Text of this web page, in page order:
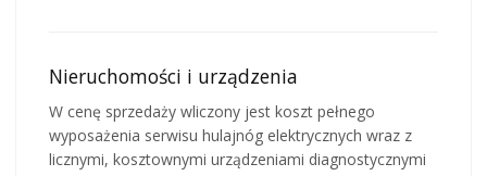
Nieruchomości i urządzenia
W cenę sprzedaży wliczony jest koszt pełnego
wyposażenia serwisu hulajnóg elektrycznych wraz z
licznymi, kosztownymi urządzeniami diagnostycznymi